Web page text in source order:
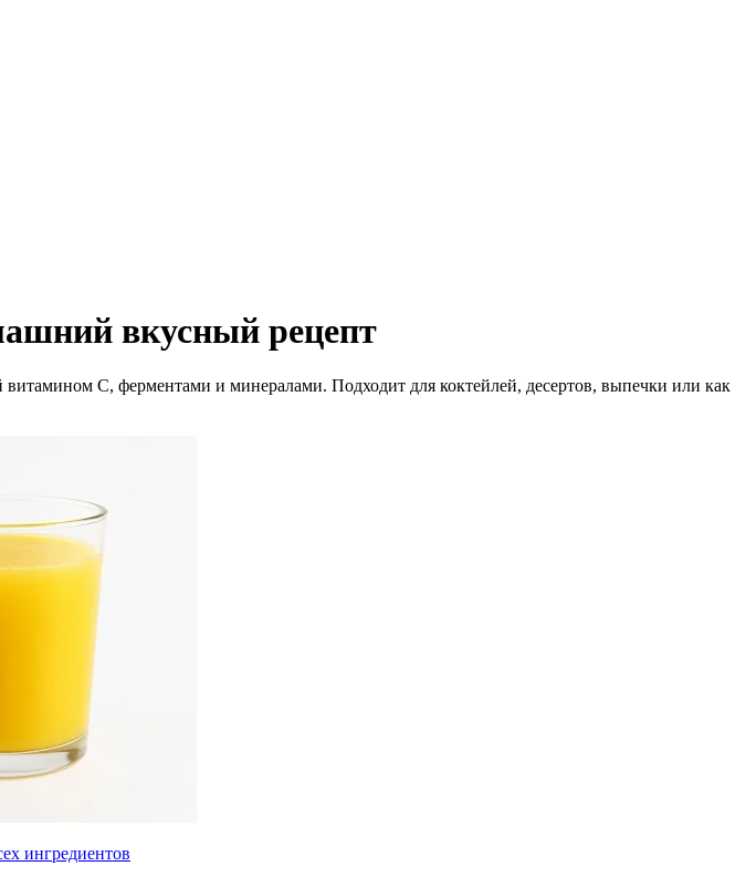
вкусный рецепт
С, ферментами и минералами. Подходит для коктейлей, десертов, выпечки или как
ингредиентов